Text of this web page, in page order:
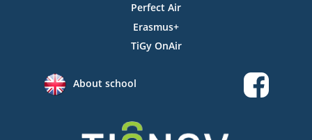
Perfect Air
Erasmus+
TiGy OnAir
About school